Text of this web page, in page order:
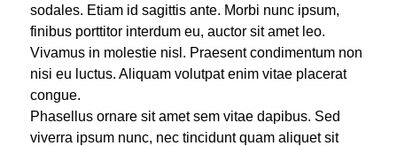
sodales. Etiam id sagittis ante. Morbi nunc ipsum,
finibus porttitor interdum eu, auctor sit amet leo.
Vivamus in molestie nisl. Praesent condimentum non
nisi eu luctus. Aliquam volutpat enim vitae placerat
congue.
Phasellus ornare sit amet sem vitae dapibus. Sed
viverra ipsum nunc, nec tincidunt quam aliquet sit